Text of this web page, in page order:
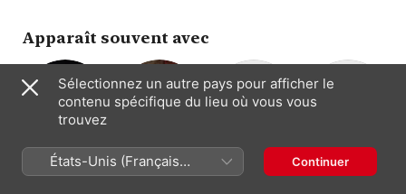
Apparaît souvent avec
Rinaldo
Alessandrini
Concerto
Italiano
Sonia Tedla
Soprano
Filippo Farinelli
Sélectionnez un autre pays pour afficher le
contenu spécifique du lieu où vous vous
trouvez
États-Unis (Français
France)
Continuer